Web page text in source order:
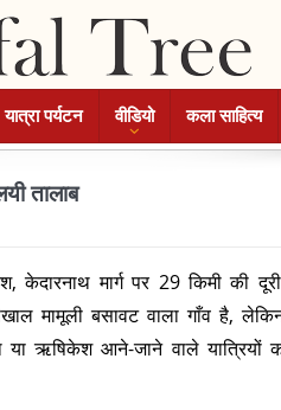
यात्रा पर्यटन वीडियो कला साहित्य
तालाब
केदारनाथ मार्ग पर 29 किमी की
मामूली बसावट वाला गाँव है,
या ऋषिकेश आने-जाने वाले यात्रियों